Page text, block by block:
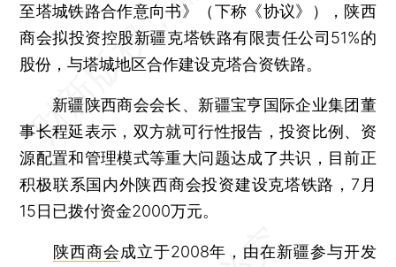
至塔城铁路合作意向书》（下称《协议》），陕西
商会拟投资控股新疆克塔铁路有限责任公司51%的
股份，与塔城地区合作建设克塔合资铁路。
新疆陕西商会会长、新疆宝亨国际企业集团董
事长程延表示，双方就可行性报告，投资比例、资
源配置和管理模式等重大问题达成了共识，目前正
积极联系国内外陕西商会投资建设克塔铁路，7月
15日已拨付资金2000万元。
陕西商会成立于2008年，由在新疆参与开发